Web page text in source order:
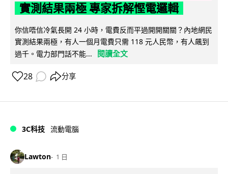
實測結果兩極 專家拆解慳電邏輯
你信唔信冷氣長開 24 小時，電費反而平過開開關關？內地網民
實測結果兩極，有人一個月電費只需 118 元人民幣，有人飆到
過千。電力部門話不能...
閱讀全文
28 分享
3C科技 流動電腦
Lawton 1 日